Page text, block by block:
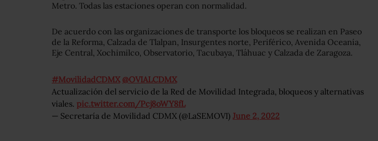
Metro. Todas las estaciones operan con normalidad.
De acuerdo con las organizaciones de transporte los bloqueos se realizan en Paseo
de la Reforma, Calzada de Tlalpan, Insurgentes norte, Periférico, Avenida Oceanía,
Eje Central, Xochimilco, Observatorio, Tacubaya, Tláhuac y Calzada de Zaragoza.
#MovilidadCDMX @OVIALCDMX
Actualización del servicio de la Red de Movilidad Integrada, bloqueos y alternativas
viales. pic.twitter.com/Pcj8oWY8fL
— Secretaría de Movilidad CDMX (@LaSEMOVI) June 2, 2022